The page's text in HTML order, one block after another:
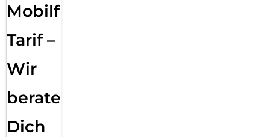
Mobilfunk
Tarif –
Wir
beraten
Dich